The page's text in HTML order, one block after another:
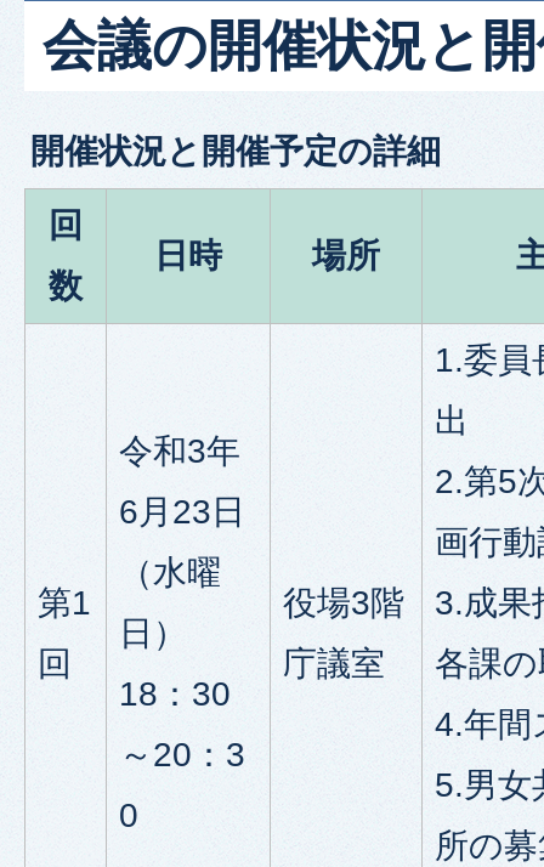
会議の開催状況と
開催状況と開催予定の詳細
回
数
日時 場所
第1
回
令和3年
6月23日
（水曜
日）
18：30
～20：3
0
役場3階
庁議室
1.委員
出
2.第5
画行
3.成果
各課
4.年間
5.男女
所の